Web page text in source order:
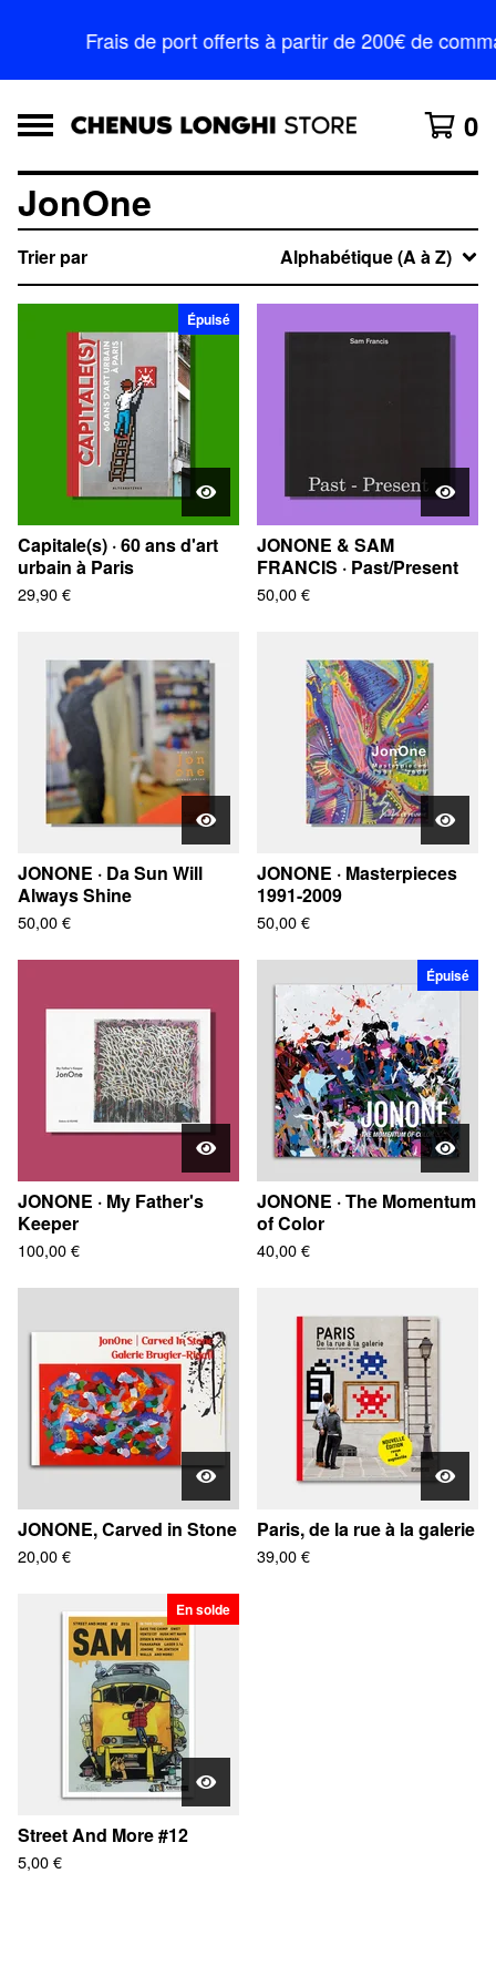
Frais de port offerts à partir de 200€ de
0
JonOne
Trier par Alphabétique (A à Z)
Épuisé
Capitale(s) · 60 ans d'art
urbain à Paris
29,90€
JONONE & SAM
FRANCIS · Past/Present
50,00€
JONONE · Da Sun Will
Always Shine
50,00€
JONONE · Masterpieces
1991-2009
50,00€
JONONE · My Father's
Keeper
100,00€
Épuisé
JONONE · The Momentum
of Color
40,00€
JONONE, Carved in Stone
20,00€
Paris, de la rue à la galerie
39,00€
En solde
Street And More #12
5,00€